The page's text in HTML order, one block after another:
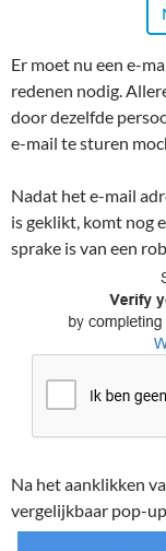
Er moet nu een e-
redenen nodig.
door dezelfde
e-mail te sturen
Nadat het e-mail
is geklikt, komt nog
sprake is van een
Na het aanklikken
vergelijkbaar pop-